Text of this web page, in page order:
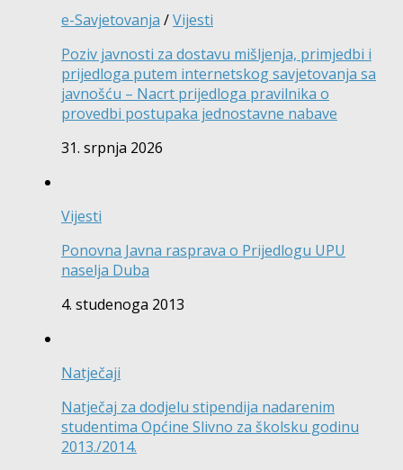
e-Savjetovanja /Vijesti
Poziv javnosti za dostavu mišljenja, primjedbi i
prijedloga putem internetskog savjetovanja sa
javnošću – Nacrt prijedloga pravilnika o
provedbi postupaka jednostavne nabave
31. srpnja 2026
Vijesti
Ponovna Javna rasprava o Prijedlogu UPU
naselja Duba
4. studenoga 2013
Natječaji
Natječaj za dodjelu stipendija nadarenim
studentima Općine Slivno za školsku godinu
2013./2014.